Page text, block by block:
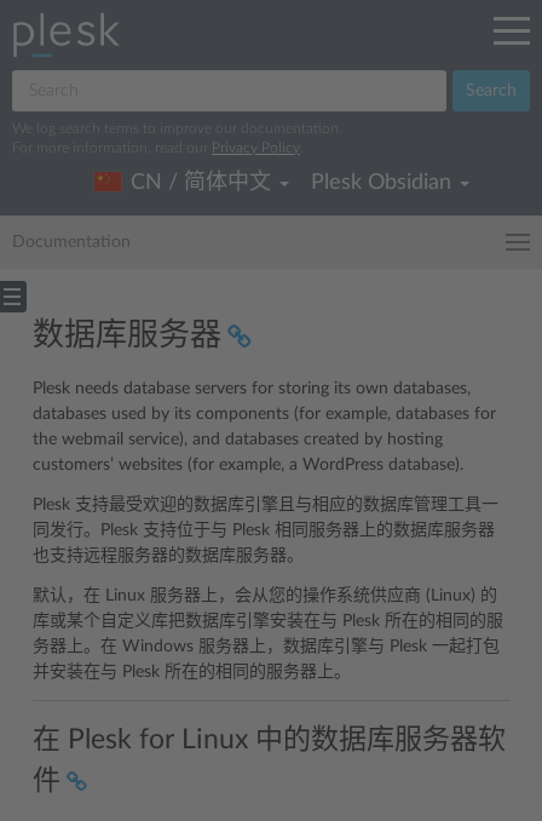
Search
We log search terms to improve our documentation.
For more information, read our
Privacy Policy
CN / 简体中文 Plesk Obsidian
Documentation
数据库服务器
Plesk needs database servers for storing its own databases,
databases used by its components (for example, databases for
the webmail service), and databases created by hosting
customers’ websites (for example, a WordPress database).
Plesk 支持最受欢迎的数据库引擎且与相应的数据库管理工具一
同发行。Plesk 支持位于与 Plesk 相同服务器上的数据库服务器
也支持远程服务器的数据库服务器。
默认，在 Linux 服务器上，会从您的操作系统供应商 (Linux) 的
库或某个自定义库把数据库引擎安装在与 Plesk 所在的相同的服
务器上。在 Windows 服务器上，数据库引擎与 Plesk 一起打包
并安装在与 Plesk 所在的相同的服务器上。
在 Plesk for Linux 中的数据库服务器软
件